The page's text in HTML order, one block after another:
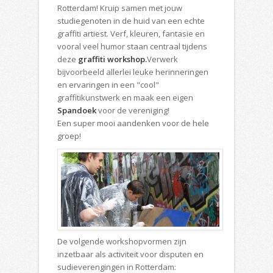
Rotterdam! Kruip samen met jouw
studiegenoten in de huid van een echte
graffiti artiest. Verf, kleuren, fantasie en
vooral veel humor staan centraal tijdens
deze graffiti workshop.Verwerk
bijvoorbeeld allerlei leuke herinneringen
en ervaringen in een "cool"
graffitikunstwerk en maak een eigen
Spandoekvoor de vereniging!
Een super mooi aandenken voor de hele
groep!
De volgende workshopvormen zijn
inzetbaar als activiteit voor disputen en
sudieverengingen in Rotterdam: